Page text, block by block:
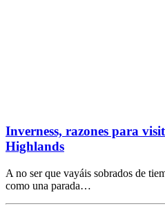
Inverness, razones para
Highlands
A no ser que vayáis sobrados de
como una parada…